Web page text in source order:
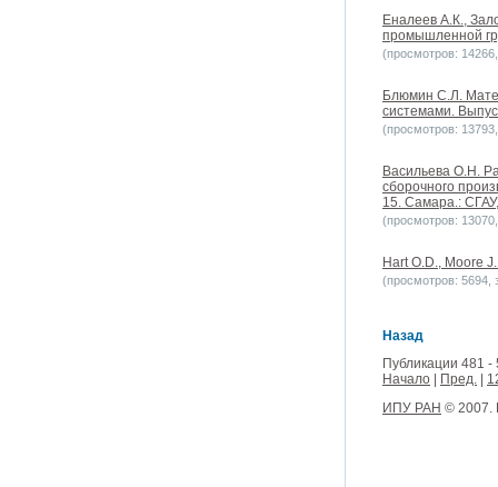
Еналеев А.К.,
промышленной
(просмотров:
Блюмин С.Л.
системами.
(просмотров:
Васильева О.Н.
сборочного
15. Самара.:
(просмотров:
Hart O.D., Moore
(просмотров: 5694,
Назад
Публикации 481 -
Начало
Пред.
ИПУ РАН © 2007.